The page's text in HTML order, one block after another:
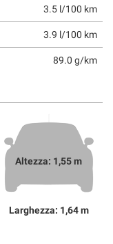
3.5 l/100 km
3.9 l/100 km
89.0 g/km
Altezza: 1,55 m
Larghezza: 1,64 m